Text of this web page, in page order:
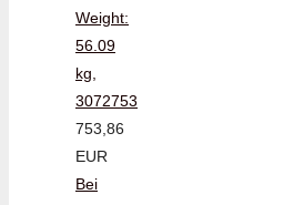
Weight:
56.09
kg,
3072753
753,86
EUR
Bei